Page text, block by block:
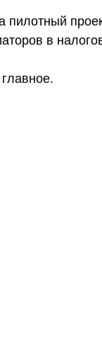
пилотный
в